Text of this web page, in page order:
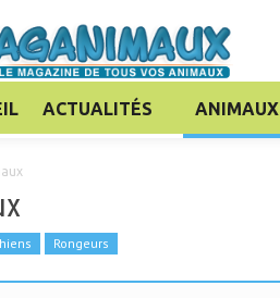
ACTUALITÉS ANIMAUX
Rongeurs